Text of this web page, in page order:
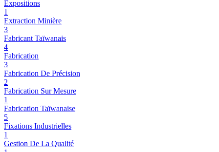
Expositions
1
Extraction Minière
3
Fabricant Taïwanais
4
Fabrication
3
Fabrication De Précision
2
Fabrication Sur Mesure
1
Fabrication Taïwanaise
5
Fixations Industrielles
1
Gestion De La Qualité